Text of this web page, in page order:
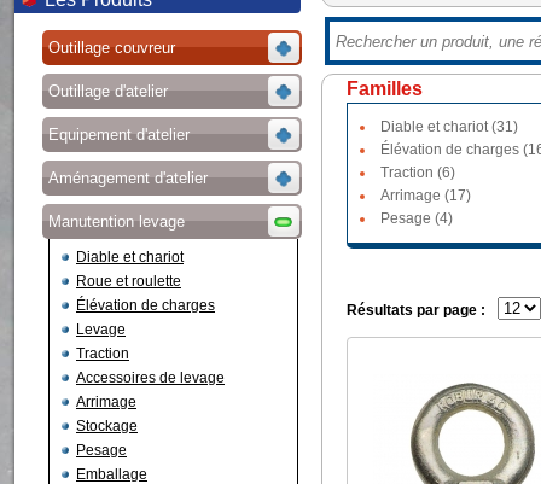
Outillage couvreur
Outillage d'atelier
Equipement d'atelier
Aménagement d'atelier
Manutention levage
Diable et chariot
Roue et roulette
Élévation de charges
Levage
Traction
Accessoires de levage
Arrimage
Stockage
Pesage
Emballage
Familles
Diable et chariot (31)
Élévation de charges
Traction (6)
Arrimage (17)
Pesage (4)
Résultats par page :